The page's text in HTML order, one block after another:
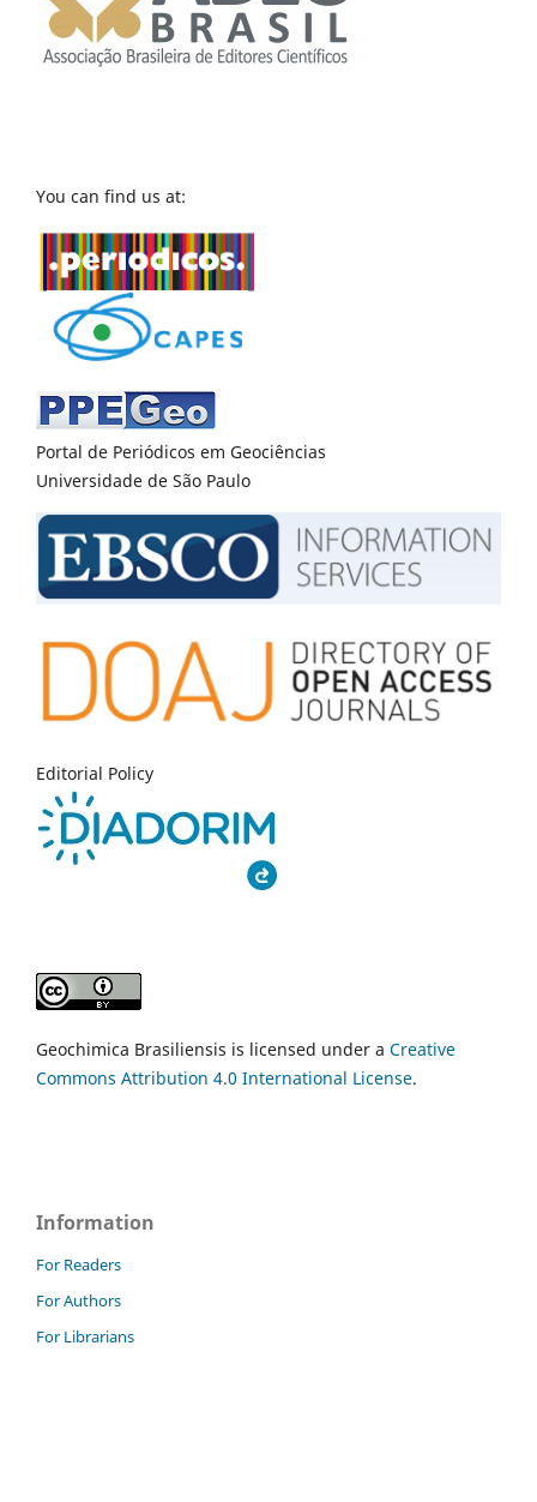
You can find us at:
Portal de Periódicos em Geociências
Universidade de São Paulo
Editorial Policy
Geochimica Brasiliensis is licensed under a Creative
Commons Attribution 4.0 International License.
Information
For Readers
For Authors
For Librarians